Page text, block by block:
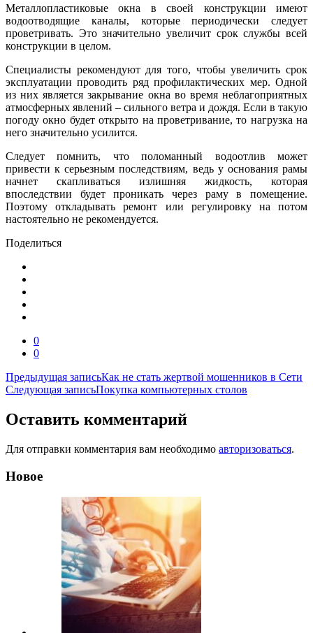
Металлопластиковые окна в своей конструкции имеют
водоотводящие каналы, которые периодически следует
проветривать. Это значительно увеличит срок службы всей
конструкции в целом.
Специалисты рекомендуют для того, чтобы увеличить срок
эксплуатации проводить ряд профилактических мер. Одной
из них является закрывание окна во время неблагоприятных
атмосферных явлений – сильного ветра и дождя. Если в такую
погоду окно будет открыто на проветривание, то нагрузка на
него значительно усилится.
Следует помнить, что поломанный водоотлив может
привести к серьезным последствиям, ведь у основания рамы
начнет скапливаться излишняя жидкость, которая
впоследствии будет проникать через раму в помещение.
Поэтому откладывать ремонт или регулировку на потом
настоятельно не рекомендуется.
Поделиться
0
0
Навигация
по
записям
Предыдущая записьКак не стать жертвой мошенников в Сети
Следующая записьПокупка компьютерных столов
Оставить комментарий
Для отправки комментария вам необходимо авторизоваться.
Новое